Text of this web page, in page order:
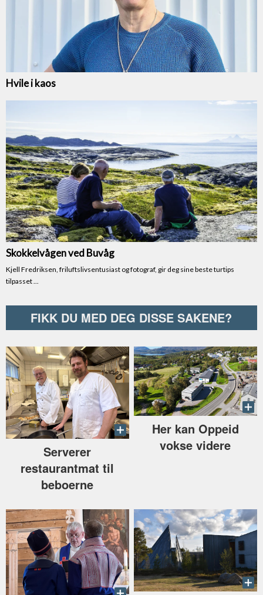
FIKK DU MED DEG DISSE SAKENE?
Serverer
restaurantmat til
beboerne
Her kan Oppeid
vokse videre